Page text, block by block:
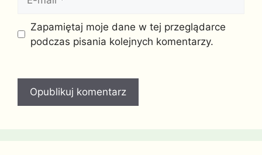
mail
Witryna
internetowa
Zapamiętaj moje dane w tej przeglądarce
podczas pisania kolejnych komentarzy.